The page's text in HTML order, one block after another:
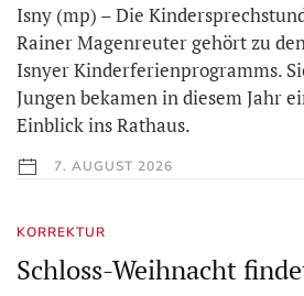
Isny (mp) – Die
Rainer Magenreuter gehört zu
Isnyer Kinderferienprogramms.
Jungen bekamen in diesem Jahr
Einblick ins Rathaus.
7. AUGUST 2026
KORREKTUR
Schloss-Weihnacht